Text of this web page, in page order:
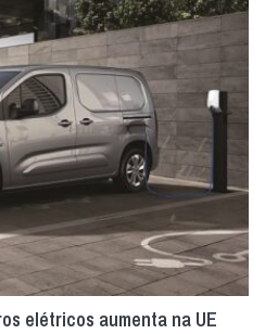
elétricos aumenta na UE